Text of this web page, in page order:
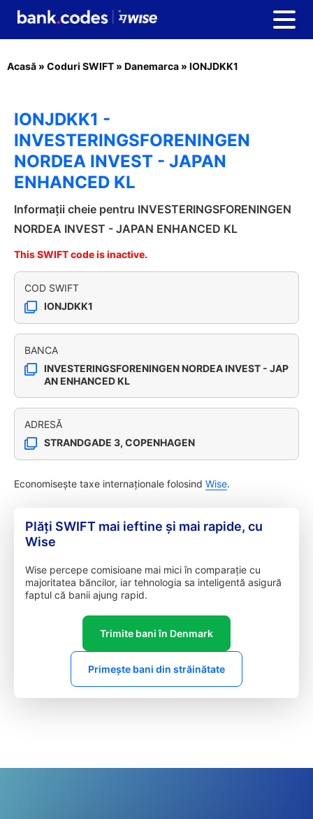
Acasă » Coduri SWIFT » Danemarca » IONJDKK1
IONJDKK1 -
INVESTERINGSFORENINGEN
NORDEA INVEST - JAPAN
ENHANCED KL
Informații cheie pentru INVESTERINGSFORENINGEN
NORDEA INVEST - JAPAN ENHANCED KL
This SWIFT code is inactive.
COD SWIFT
IONJDKK1
BANCA
INVESTERINGSFORENINGEN NORDEA INVEST - JAP
AN ENHANCED KL
ADRESĂ
STRANDGADE 3, COPENHAGEN
Economisește taxe internaționale folosind Wise.
Plăți SWIFT mai ieftine și mai rapide, cu
Wise
Wise percepe comisioane mai mici în comparație cu
majoritatea băncilor, iar tehnologia sa inteligentă asigură
faptul că banii ajung rapid.
Trimite bani în Denmark
Primește bani din străinătate